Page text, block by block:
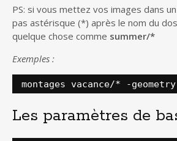
PS: si vous mettez vos images dans
pas astérisque (*) après le nom du
quelque chose comme summer/*
Exemples :
montages vacance/* -
Les paramètres de